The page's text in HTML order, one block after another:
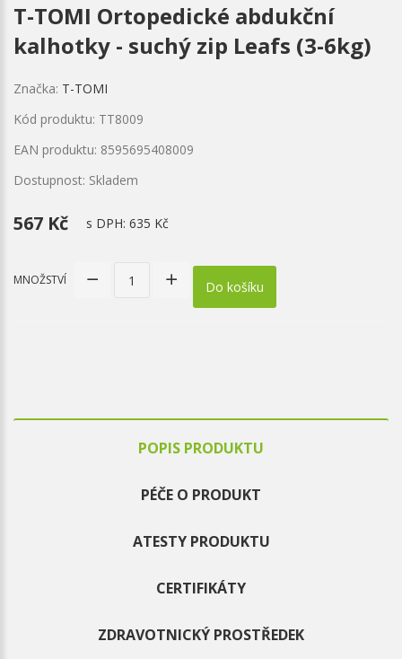
T-TOMI Ortopedické abdukční
kalhotky - suchý zip Leafs (3-6kg)
Značka: T-TOMI
Kód produktu: TT8009
EAN produktu: 8595695408009
Dostupnost: Skladem
567 Kč s DPH: 635 Kč
MNOŽSTVÍ Do košíku
POPIS PRODUKTU
PÉČE O PRODUKT
ATESTY PRODUKTU
CERTIFIKÁTY
ZDRAVOTNICKÝ PROSTŘEDEK